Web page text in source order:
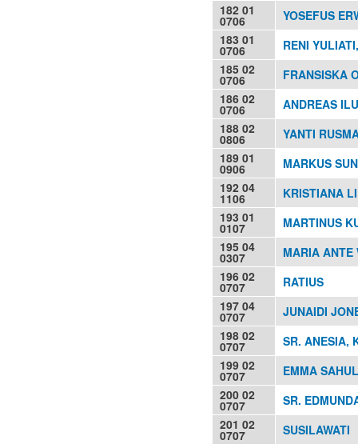
182 01
0706
YOSEFUS
183 01
0706
RENI
185 02
0706
FRANSISKA
186 02
0706
ANDREAS
188 02
0806
YANTI
189 01
0906
MARKUS
192 04
1106
KRISTIANA
193 01
0107
MARTINUS
195 04
0307
MARIA ANTE
196 02
0707
RATIUS
197 04
0707
JUNAIDI
198 02
0707
SR. ANESIA,
199 02
0707
EMMA
200 02
0707
SR.
201 02
0707
SUSILAWATI